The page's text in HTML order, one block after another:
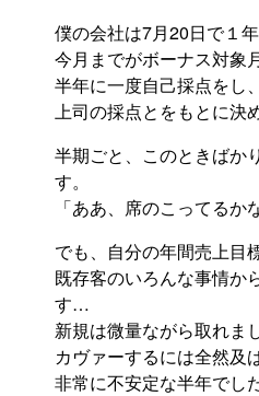
僕の会社は7月20日で１
今月までがボーナス対象月
半年に一度自己採点をし
上司の採点とをもとに決
半期ごと、このときばか
す。
「ああ、席のこってるか
でも、自分の年間売上目標
既存客のいろんな事情か
す…
新規は微量ながら取れま
カヴァーするには全然及
非常に不安定な半年でした